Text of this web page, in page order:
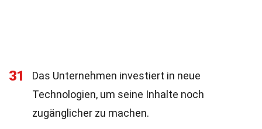
31
Das Unternehmen investiert in neue
Technologien, um seine Inhalte noch
zugänglicher zu machen.